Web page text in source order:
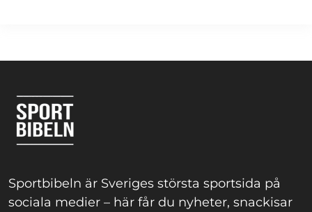
Sportbibeln är Sveriges största sportsida på
sociala medier – här får du nyheter, snackisar